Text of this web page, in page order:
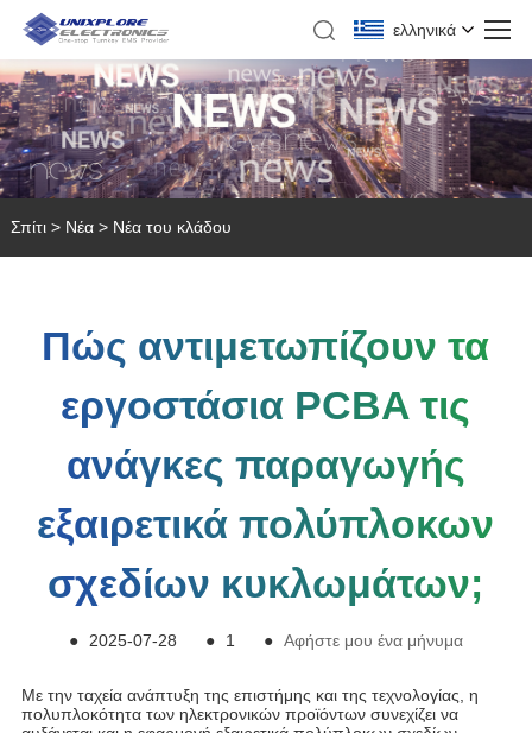
ελληνικά
Σπίτι > Νέα> Νέα του κλάδου
Πώς αντιμετωπίζουν τα
εργοστάσια PCBA τις
ανάγκες παραγωγής
εξαιρετικά πολύπλοκων
σχεδίων κυκλωμάτων;
● 2025-07-28 ● 1 ● Αφήστε μου ένα μήνυμα
Με την ταχεία ανάπτυξη της επιστήμης και της τεχνολογίας, η
πολυπλοκότητα των ηλεκτρονικών προϊόντων συνεχίζει να